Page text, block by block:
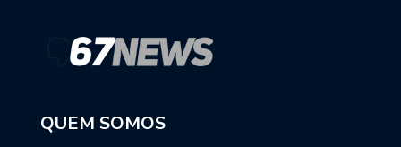
QUEM SOMOS